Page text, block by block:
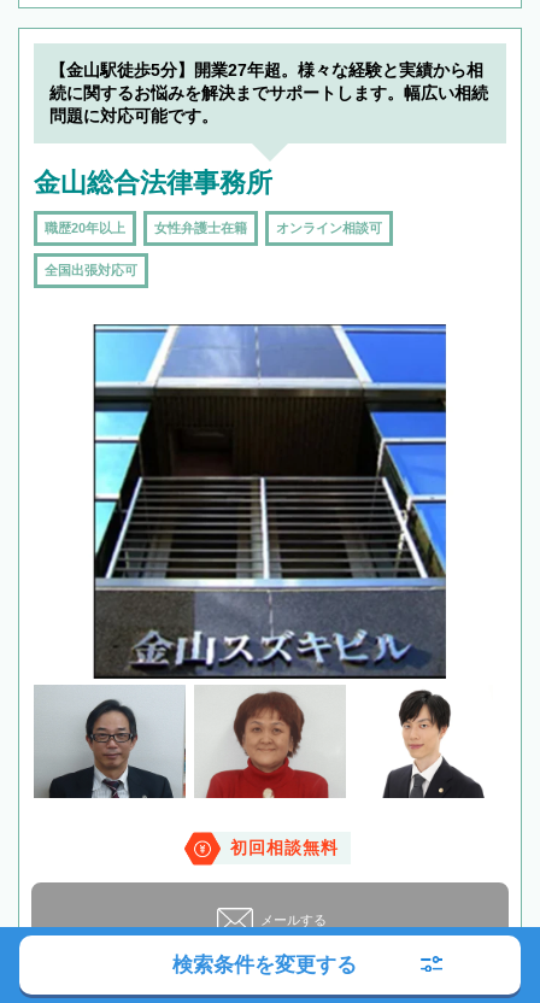
【金山駅徒歩5分】開業27年超。様々な経験と実績から相
続に関するお悩みを解決までサポートします。幅広い相続
問題に対応可能です。
金山総合法律事務所
職歴20年以上 女性弁護士在籍 オンライン相談可
全国出張対応可
初回相談無料
メールする
この事務所はメールでのお問合せができません。
検索条件を変更する